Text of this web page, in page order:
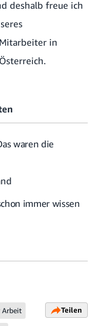
deshalb freue ich
in
waren die
immer wissen
Arbeit Teilen